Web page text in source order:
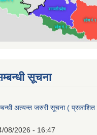
सूचना
अत्यन्त जरुरी सूचना (
08/2026 - 16:47